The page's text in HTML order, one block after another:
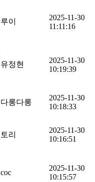
루이
2025-11-30
11:11:16
유정현
2025-11-30
10:19:39
다롱다롱
2025-11-30
10:18:33
토리
2025-11-30
10:16:51
coc
2025-11-30
10:15:57